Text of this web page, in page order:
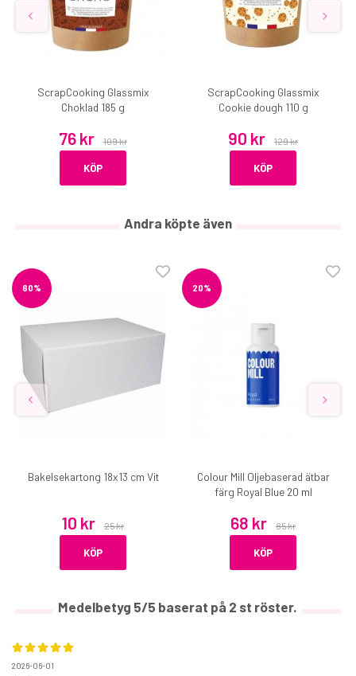
ScrapCooking Glassmix
Choklad 185 g
76 kr 109 kr
KÖP
ScrapCooking Glassmix
Cookie dough 110 g
90 kr 129 kr
KÖP
Andra köpte även
60%
Bakelsekartong 18x13 cm Vit
10 kr 25 kr
KÖP
20%
Colour Mill Oljebaserad ätbar
färg Royal Blue 20 ml
68 kr 85 kr
KÖP
Medelbetyg 5/5 baserat på 2 st röster.
2026-06-01